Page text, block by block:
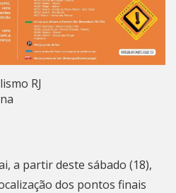
RJ
a partir deste sábado (18),
dos pontos finais